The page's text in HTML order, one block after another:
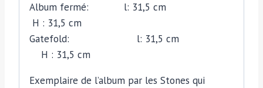
Album fermé: l: 31,5 cm
H : 31,5 cm
Gatefold: l: 31,5 cm
H : 31,5 cm
Exemplaire de l’album par les Stones qui